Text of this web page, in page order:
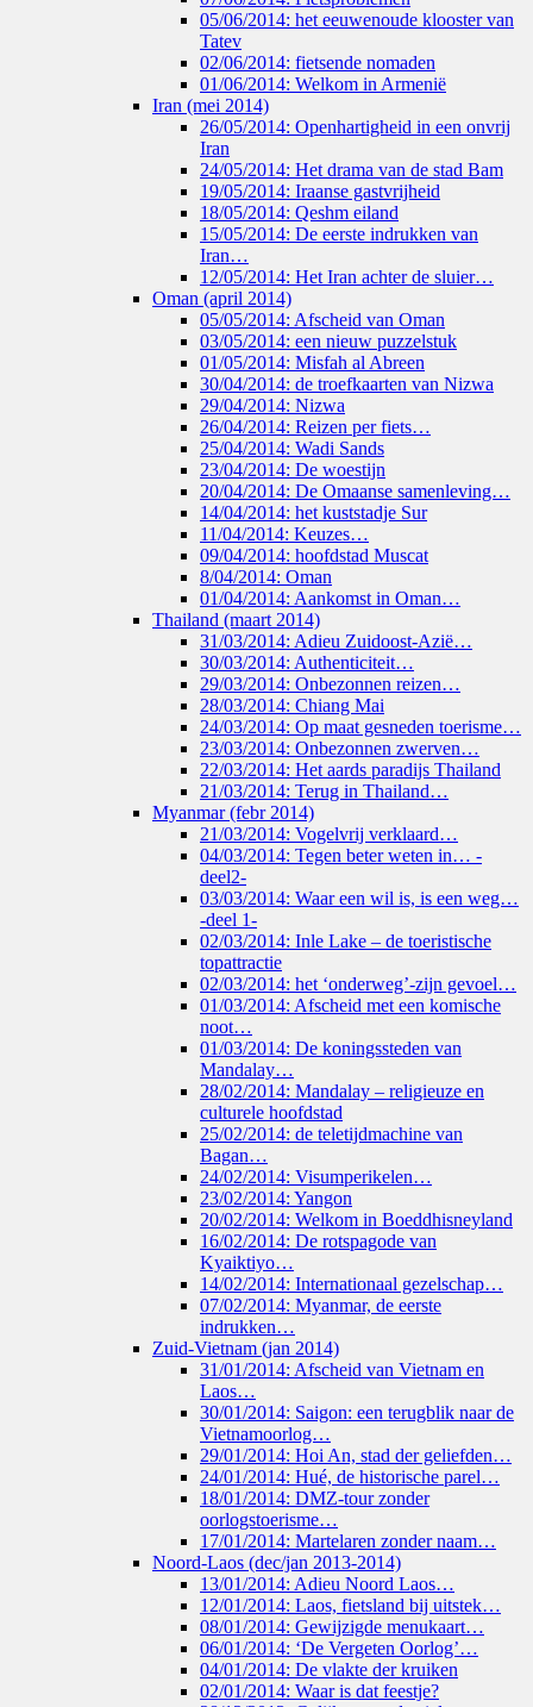
05/06/2014: het eeuwenoude klooster van
Tatev
02/06/2014: fietsende nomaden
01/06/2014: Welkom in Armenië
Iran (mei 2014)
26/05/2014: Openhartigheid in een onvrij
Iran
24/05/2014: Het drama van de stad Bam
19/05/2014: Iraanse gastvrijheid
18/05/2014: Qeshm eiland
15/05/2014: De eerste indrukken van
Iran…
12/05/2014: Het Iran achter de sluier…
Oman (april 2014)
05/05/2014: Afscheid van Oman
03/05/2014: een nieuw puzzelstuk
01/05/2014: Misfah al Abreen
30/04/2014: de troefkaarten van Nizwa
29/04/2014: Nizwa
26/04/2014: Reizen per fiets…
25/04/2014: Wadi Sands
23/04/2014: De woestijn
20/04/2014: De Omaanse samenleving…
14/04/2014: het kuststadje Sur
11/04/2014: Keuzes…
09/04/2014: hoofdstad Muscat
8/04/2014: Oman
01/04/2014: Aankomst in Oman…
Thailand (maart 2014)
31/03/2014: Adieu Zuidoost-Azië…
30/03/2014: Authenticiteit…
29/03/2014: Onbezonnen reizen…
28/03/2014: Chiang Mai
24/03/2014: Op maat gesneden toerisme…
23/03/2014: Onbezonnen zwerven…
22/03/2014: Het aards paradijs Thailand
21/03/2014: Terug in Thailand…
Myanmar (febr 2014)
21/03/2014: Vogelvrij verklaard…
04/03/2014: Tegen beter weten in… -
deel2-
03/03/2014: Waar een wil is, is een weg…
-deel 1-
02/03/2014: Inle Lake – de toeristische
topattractie
02/03/2014: het ‘onderweg’-zijn gevoel…
01/03/2014: Afscheid met een komische
noot…
01/03/2014: De koningssteden van
Mandalay…
28/02/2014: Mandalay – religieuze en
culturele hoofdstad
25/02/2014: de teletijdmachine van
Bagan…
24/02/2014: Visumperikelen…
23/02/2014: Yangon
20/02/2014: Welkom in Boeddhisneyland
16/02/2014: De rotspagode van
Kyaiktiyo…
14/02/2014: Internationaal gezelschap…
07/02/2014: Myanmar, de eerste
indrukken…
Zuid-Vietnam (jan 2014)
31/01/2014: Afscheid van Vietnam en
Laos…
30/01/2014: Saigon: een terugblik naar de
Vietnamoorlog…
29/01/2014: Hoi An, stad der geliefden…
24/01/2014: Hué, de historische parel…
18/01/2014: DMZ-tour zonder
oorlogstoerisme…
17/01/2014: Martelaren zonder naam…
Noord-Laos (dec/jan 2013-2014)
13/01/2014: Adieu Noord Laos…
12/01/2014: Laos, fietsland bij uitstek…
08/01/2014: Gewijzigde menukaart…
06/01/2014: ‘De Vergeten Oorlog’…
04/01/2014: De vlakte der kruiken
02/01/2014: Waar is dat feestje?